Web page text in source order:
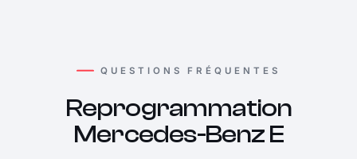
QUESTIONS FRÉQUENTES
Reprogrammation
Mercedes-Benz E